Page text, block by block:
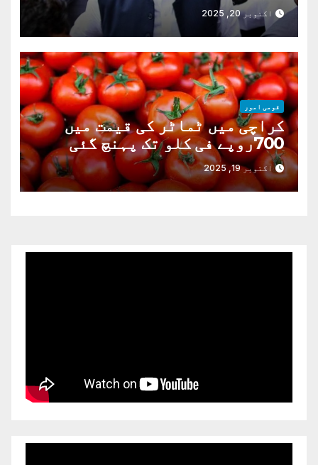
دوراکتوبر 20, 2025
قومی امور
کراچی میں ٹماٹر کی قیمت میں
700روپے فی کلو تک پہنچ گئی
اکتوبر 19, 2025